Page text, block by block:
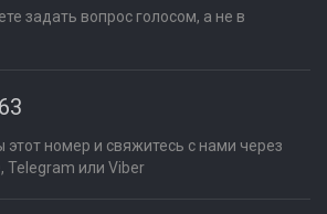
задать вопрос голосом, а не в
этот номер и свяжитесь с нами через
Telegram или Viber